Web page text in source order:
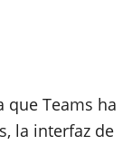
que Teams ha
la interfaz de